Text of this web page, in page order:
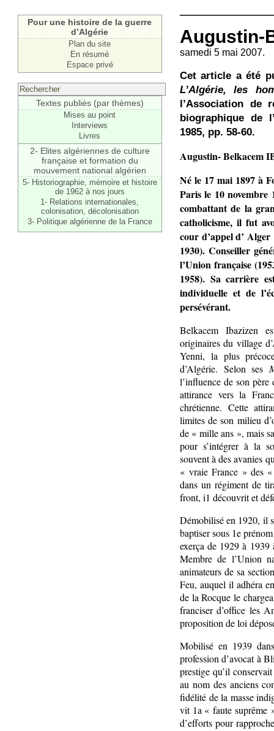
Pour une histoire de la guerre
d’Algérie
Plan du site
En résumé
Espace privé
Textes publiés (par thèmes)
Mises au point
Interviews
Livres
2- Elites algériennes de culture
française et formation du
mouvement national algérien
5- Historiographie, mémoire et histoire
de 1962 à nos jours
1- Relations internationales,
colonisation, décolonisation
3- Politique algérienne de la France
Augustin-
samedi 5 mai 2007.
Cet article a été
L’Algérie, les
l’Association de
biographique de
1985, pp. 58-60.
Augustin- Belkacem
Né le 17 mai 1897 à
Paris le 10 novembre
combattant de la
catholicisme, il fut
cour d’appel d’
1930). Conseiller
l’Union française
1958). Sa carrière
individuelle et de
persévérant.
Belkacem Ibazizen
originaires du village
Yenni, la plus
d’Algérie. Selon ses
l’influence de son père
attirance vers la
chrétienne. Cette
limites de son milieu
de « mille ans », mais
pour s’intégrer à la
souvent à des avanies
« vraie France » des
dans un régiment de
front, i1 découvrit et
Démobilisé en 1920, il
baptiser sous 1e
exerça de 1929 à
Membre de l’Union
animateurs de sa
Feu, auquel il adhéra
de la Rocque le
franciser d’office les
proposition de loi
Mobilisé en 1939
profession d’avocat à
prestige qu’il
au nom des anciens
fidélité de la masse
vit 1a « faute suprême
d’efforts pour